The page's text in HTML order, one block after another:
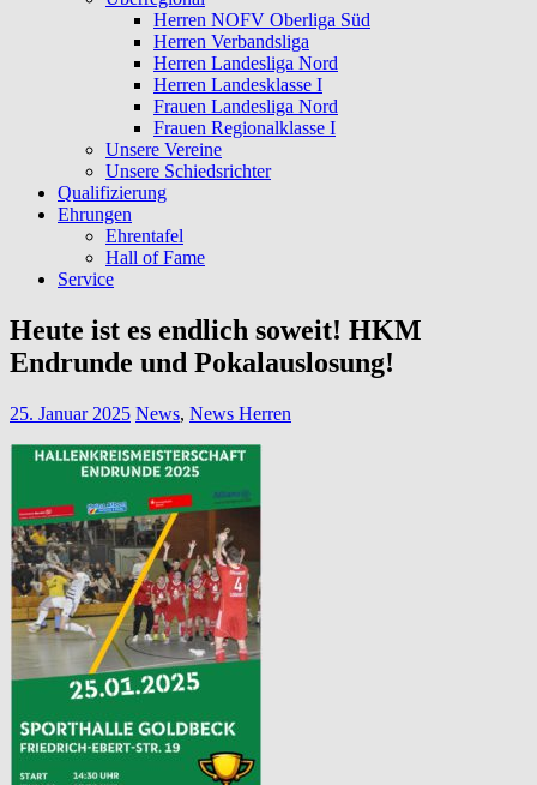
Herren NOFV Oberliga Süd
Herren Verbandsliga
Herren Landesliga Nord
Herren Landesklasse I
Frauen Landesliga Nord
Frauen Regionalklasse I
Unsere Vereine
Unsere Schiedsrichter
Qualifizierung
Ehrungen
Ehrentafel
Hall of Fame
Service
Heute ist es endlich soweit! HKM
Endrunde und Pokalauslosung!
25. Januar 2025 News, News Herren